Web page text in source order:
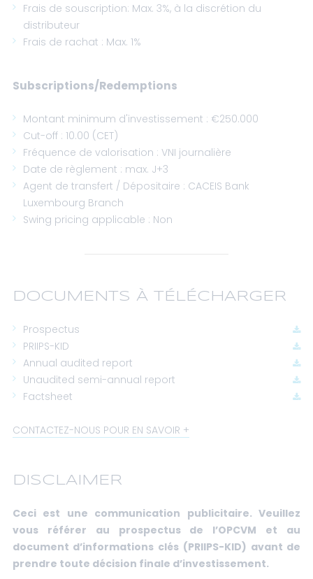
Frais de souscription: Max. 3%, à la discrétion du
distributeur
Frais de rachat : Max. 1%
Subscriptions/Redemptions
Montant minimum d'investissement : €250.000
Cut-off : 10.00 (CET)
Fréquence de valorisation : VNI journalière
Date de règlement : max. J+3
Agent de transfert / Dépositaire : CACEIS Bank
Luxembourg Branch
Swing pricing applicable : Non
DOCUMENTS À TÉLÉCHARGER
Prospectus
PRIIPS-KID
Annual audited report
Unaudited semi-annual report
Factsheet
CONTACTEZ-NOUS POUR EN SAVOIR
DISCLAIMER
Ceci est une communication publicitaire. Veuillez
vous référer au prospectus de l’OPCVM et au
document d’informations clés (PRIIPS-KID) avant de
prendre toute décision finale d’investissement.